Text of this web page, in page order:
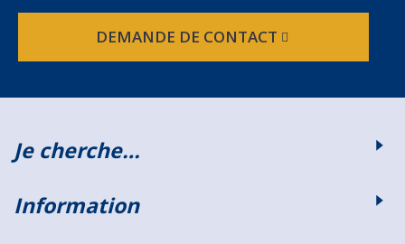
DEMANDE DE CONTACT
Je cherche…
Information